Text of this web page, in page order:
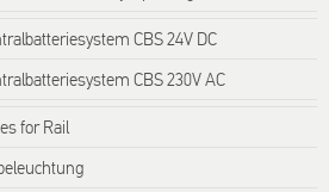
CBS 24V DC
CBS 230V AC
for Rail